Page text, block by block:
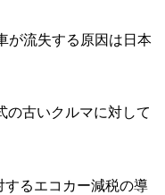
が流失する原因は日本
の古いクルマに対して
るエコカー減税の導